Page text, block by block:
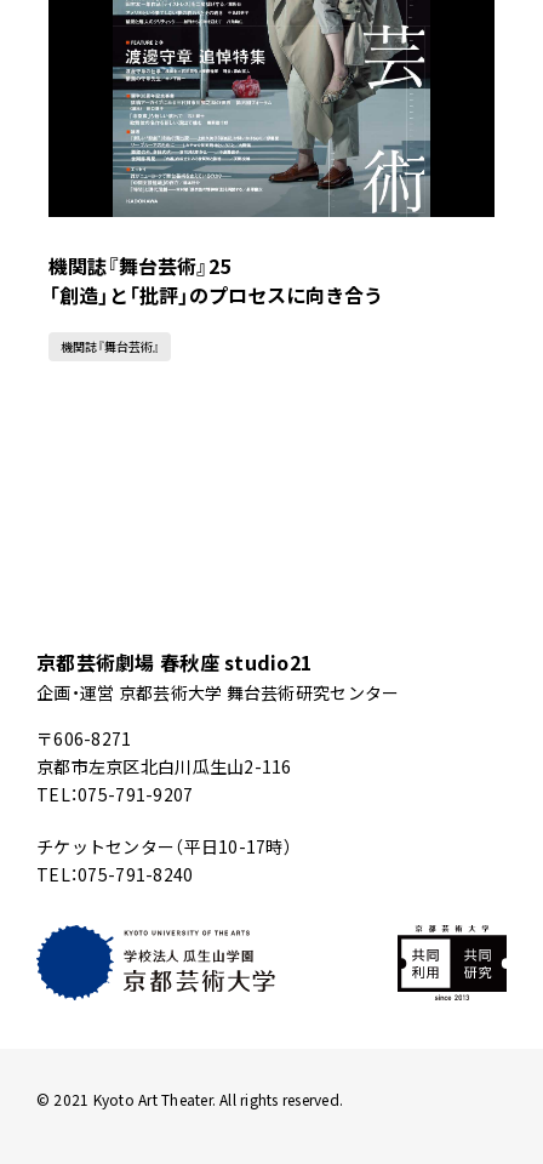
機関誌『舞台芸術』25
「創造」と「批評」のプロセスに向き合う
機関誌『舞台芸術』
京都芸術劇場 春秋座 studio21
企画・運営 京都芸術大学 舞台芸術研究センター
〒606-8271
京都市左京区北白川瓜生山2-116
TEL：075-791-9207
チケットセンター（平日10-17時）
TEL：075-791-8240
© 2021 Kyoto Art Theater. All rights reserved.